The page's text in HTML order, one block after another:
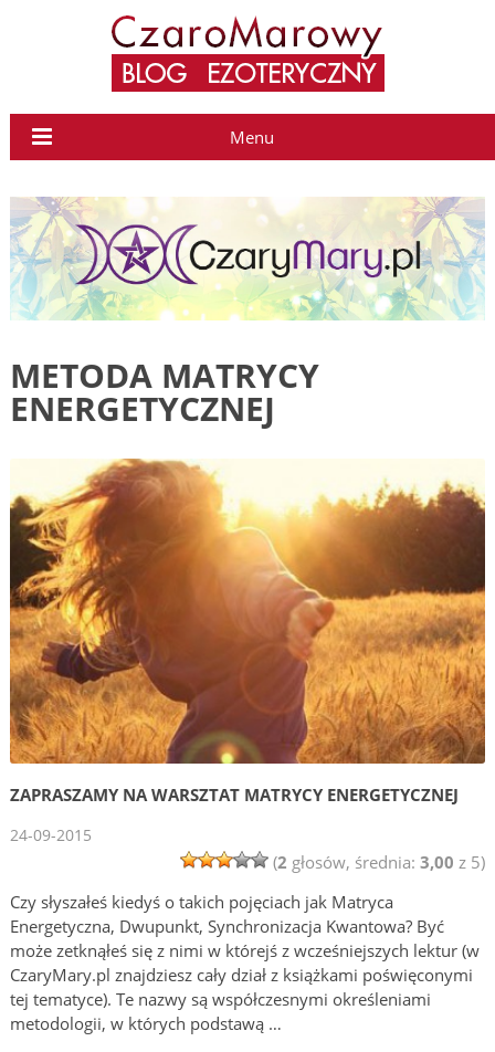
Menu
METODA MATRYCY
ENERGETYCZNEJ
ZAPRASZAMY NA WARSZTAT MATRYCY ENERGETYCZNEJ
24-09-2015
(2 głosów, średnia: 3,00 z 5)
Czy słyszałeś kiedyś o takich pojęciach jak Matryca
Energetyczna, Dwupunkt, Synchronizacja Kwantowa? Być
może zetknąłeś się z nimi w którejś z wcześniejszych lektur (w
CzaryMary.pl znajdziesz cały dział z książkami poświęconymi
tej tematyce). Te nazwy są współczesnymi określeniami
metodologii, w których podstawą …